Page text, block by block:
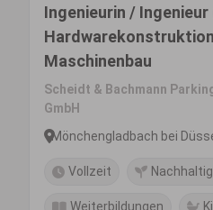
Ingenieurin /
Hardwarekonstruktion
Maschinenbau
Scheidt & Bachmann
GmbH
Mönchengladbach bei
Vollzeit
Weiterbildungen